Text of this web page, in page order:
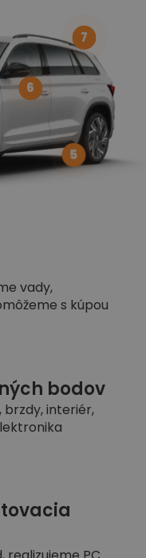
vady,
s kúpou
bodov
brzdy, interiér,
5
6
7